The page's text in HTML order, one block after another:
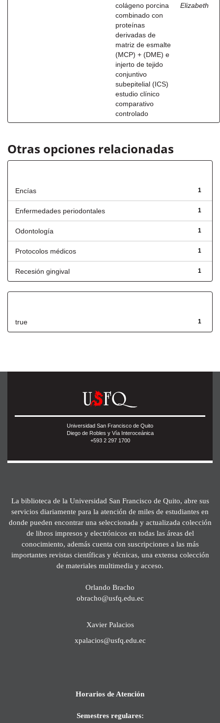
colágeno porcina
combinado con
proteínas
derivadas de
matriz de esmalte
(MCP) + (DME) e
injerto de tejido
conjuntivo
subepitelial (ICS)
estudio clínico
comparativo
controlado
Elizabeth
Otras opciones relacionadas
1
Encías
1
Enfermedades periodontales
1
Odontología
1
Protocolos médicos
1
Recesión gingival
1
true
Universidad San Francisco de Quito
Diego de Robles y Vía Interoceánica
+593 2 297 1700
La biblioteca de la Universidad San Francisco de Quito, abre sus
servicios diariamente para la atención de miles de estudiantes en
donde pueden encontrar una seleccionada y actualizada colección
de libros impresos y electrónicos en todas las áreas del
conocimiento, además cuenta con suscripciones a las más
importantes revistas científicas y técnicas, una extensa colección
de materiales multimedia y acceso.
Orlando Bracho
obracho@usfq.edu.ec
Xavier Palacios
xpalacios@usfq.edu.ec
Horarios de Atención
Semestres regulares: